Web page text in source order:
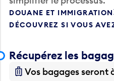
DOUANE ET IMMIGRATION
DÉCOUVREZ SI VOUS
Récupérez les
Vos bagages seront